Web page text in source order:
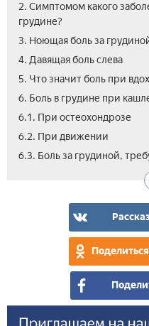
2. Симптомом какого
грудине?
3. Ноющая боль за
4. Давящая боль слева
5. Что значит боль при
6. Боль в грудине при
6.1. При остеохондрозе
6.2. При движении
6.3. Боль за грудиной,